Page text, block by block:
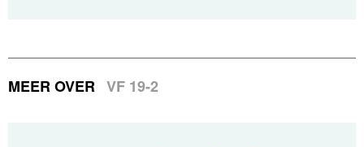
MEER OVER VF 19-2